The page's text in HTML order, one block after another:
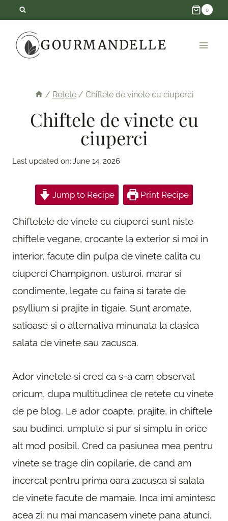
content
0
GOURMANDELLE
/ Rețete / Chiftele de vinete cu ciuperci
Chiftele de vinete cu
ciuperci
Last updated on: June 14, 2026
Jump to Recipe Print Recipe
Chiftelele de vinete cu ciuperci sunt niste
chiftele vegane, crocante la exterior si moi in
interior, facute din pulpa de vinete calita cu
ciuperci Champignon, usturoi, marar si
condimente, legate cu faina si tarate de
psyllium si prajite in tigaie. Sunt aromate,
satioase si o alternativa minunata la clasica
salata de vinete sau zacusca.
Ador vinetele si cred ca s-a cam observat
oricum, dupa multitudinea de retete cu vinete
de pe blog. Le ador coapte, prajite, in chiftele
sau budinci, umplute si pur si simplu in orice
alt mod posibil. Cred ca pasiunea mea pentru
vinete se trage din copilarie, de cand am
incercat pentru prima oara zacusca si salata
de vinete facute de mamaie. Inca imi amintesc
acea zi: nu mai mancasem vinete pana atunci,